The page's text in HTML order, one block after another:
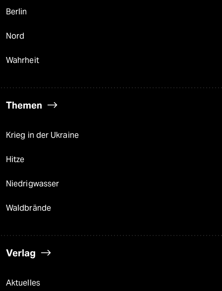
Berlin
Nord
Wahrheit
Themen
Krieg in der Ukraine
Hitze
Niedrigwasser
Waldbrände
Verlag
Aktuelles